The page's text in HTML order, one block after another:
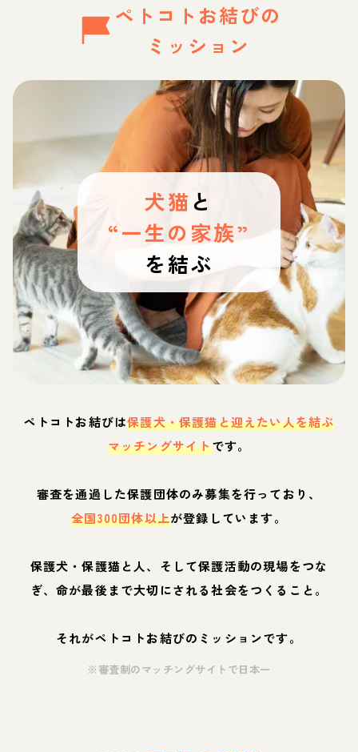
ペトコトお結びの
ミッション
犬猫 と
“一生の家族”
を結ぶ
ペトコトお結びは保護犬・保護猫と迎えたい人を結ぶ
マッチングサイトです。
審査を通過した保護団体のみ募集を行っており、
全国300団体以上が登録しています。
保護犬・保護猫と人、そして保護活動の現場をつな
ぎ、命が最後まで大切にされる社会をつくること。
それがペトコトお結びのミッションです。
※審査制のマッチングサイトで日本一